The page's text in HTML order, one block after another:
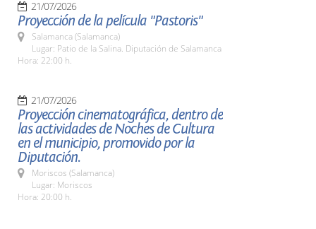
21/07/2026
Proyección de la película "Pastoris"
Salamanca (Salamanca)
Lugar: Patio de la Salina. Diputación de Salamanca
Hora: 22:00 h.
21/07/2026
Proyección cinematográfica, dentro de
las actividades de Noches de Cultura
en el municipio, promovido por la
Diputación.
Moriscos (Salamanca)
Lugar: Moriscos
Hora: 20:00 h.